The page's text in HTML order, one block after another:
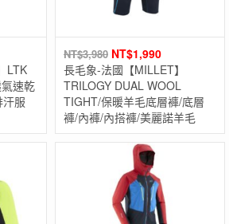
LTK
速乾
服
NT$3,980 NT$1,990
長毛象-法國【MILLET】
TRILOGY DUAL WOOL
TIGHT/保暖羊毛底層褲/底層
褲/內褲/內搭褲/美麗諾羊毛